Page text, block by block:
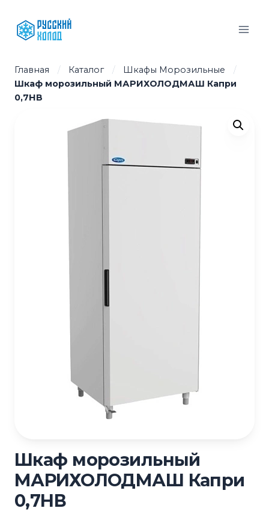
содержимому
Главная / Каталог / Шкафы Морозильные
/
Шкаф морозильный МАРИХОЛОДМАШ Капри
0,7НВ
Шкаф морозильный
МАРИХОЛОДМАШ Капри
0,7НВ